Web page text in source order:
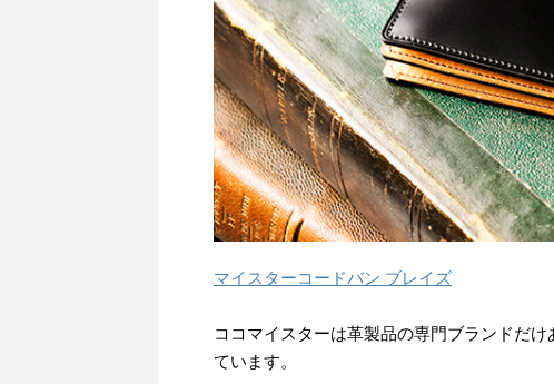
マイスターコードバン ブレイズ
ココマイスターは革製品の専門ブランドだ
ています。